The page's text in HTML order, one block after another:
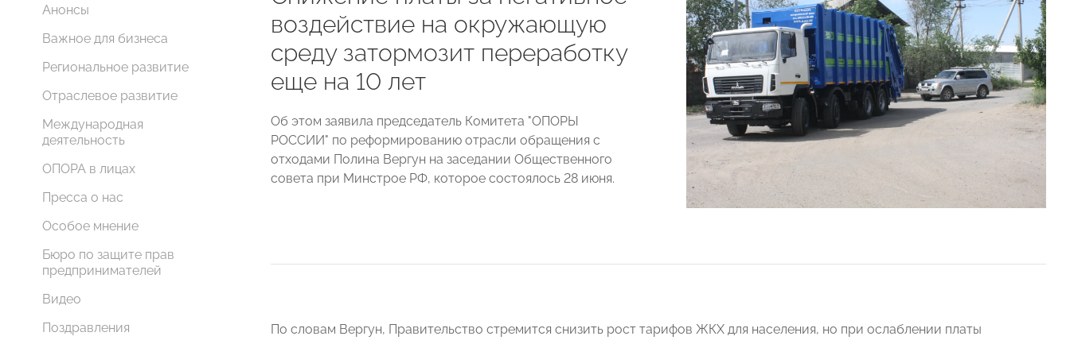
Анонсы
Важное для бизнеса
Региональное развитие
Отраслевое развитие
Международная
деятельность
ОПОРА в лицах
Пресса о нас
Особое мнение
Бюро по защите прав
предпринимателей
Видео
Поздравления
воздействие на окружающую
среду затормозит переработку
еще на 10 лет
Об этом заявила председатель Комитета "ОПОРЫ
РОССИИ" по реформированию отрасли обращения с
отходами Полина Вергун на заседании Общественного
совета при Минстрое РФ, которое состоялось 28 июня.
По словам Вергун, Правительство стремится снизить рост тарифов ЖКХ для населения, но при ослаблении платы